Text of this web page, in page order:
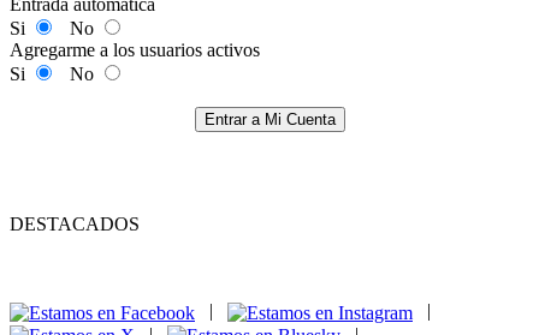
Entrada automática
Si
No
Agregarme a los usuarios activos
Si
No
Entrar a Mi Cuenta
DESTACADOS